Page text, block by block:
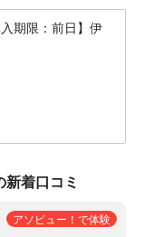
期限：前日】伊
着口コミ
アソビュー！で体験